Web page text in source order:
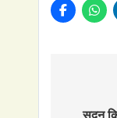
सुदन